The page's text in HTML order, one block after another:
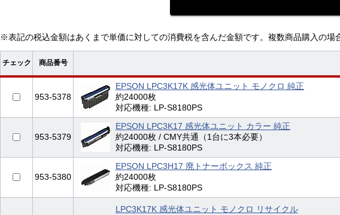
※表記の税込金額はあくまで単価に対しての消費税を含んだ金額です。複数商品購入の場
チェック 商品番号
953-5378
EPSON LPC3K17K 感光体ユニット モノクロ 純正
約24000枚
対応機種: LP-S8180PS
953-5379
EPSON LPC3K17 感光体ユニット カラー 純正
約24000枚 / CMY共通（1台に3本必要）
対応機種: LP-S8180PS
953-5380
EPSON LPC3H17 廃トナーボックス 純正
約24000枚
対応機種: LP-S8180PS
LPC3K17K 感光体ユニット モノクロ リサイクル